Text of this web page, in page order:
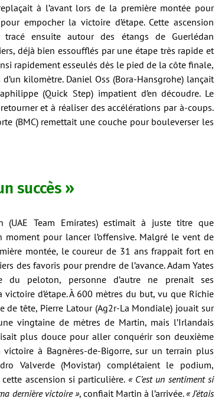
à l’avant lors de la première montée pour
empocher la victoire d’étape. Cette ascension
ensuite autour des étangs de Guerlédan
déjà bien essoufflés par une étape très rapide et
rapidement esseulés dès le pied de la côte finale,
kilomètre. Daniel Oss (Bora-Hansgrohe) lançait
(Quick Step) impatient d’en découdre. Le
et à réaliser des accélérations par à-coups.
(BMC) remettait une couche pour bouleverser les
succès »
Team Emirates) estimait à juste titre que
pour lancer l’offensive. Malgré le vent de
montée, le coureur de 31 ans frappait fort en
des favoris pour prendre de l’avance. Adam Yates
peloton, personne d’autre ne prenait ses
d’étape. À 600 mètres du but, vu que Richie
de tête, Pierre Latour (Ag2r-La Mondiale) jouait sur
vingtaine de mètres de Martin, mais l’Irlandais
plus douce pour aller conquérir son deuxième
à Bagnères-de-Bigorre, sur un terrain plus
Valverde (Movistar) complétaient le podium,
ascension si particulière. « C’est un sentiment si
dernière victoire », confiait Martin à l’arrivée.« J’étais